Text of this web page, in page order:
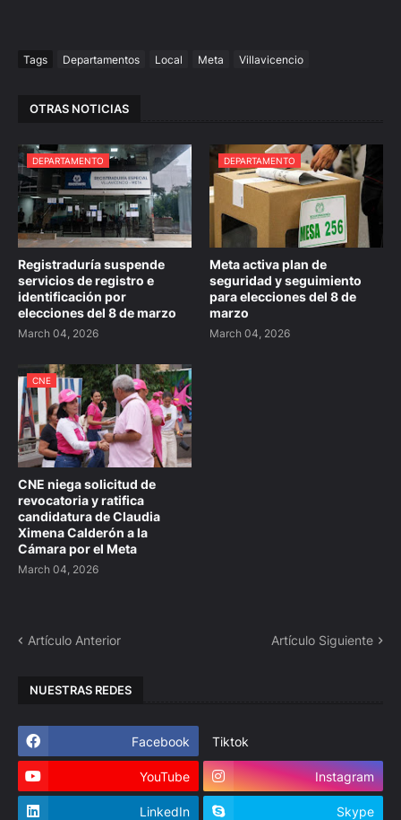
Tags Departamentos Local Meta Villavicencio
OTRAS NOTICIAS
DEPARTAMENTO
Registraduría suspende
servicios de registro e
identificación por
elecciones del 8 de marzo
March 04, 2026
DEPARTAMENTO
Meta activa plan de
seguridad y seguimiento
para elecciones del 8 de
marzo
March 04, 2026
CNE
CNE niega solicitud de
revocatoria y ratifica
candidatura de Claudia
Ximena Calderón a la
Cámara por el Meta
March 04, 2026
Artículo Anterior Artículo Siguiente
NUESTRAS REDES
Facebook Tiktok
YouTube Instagram
LinkedIn Skype